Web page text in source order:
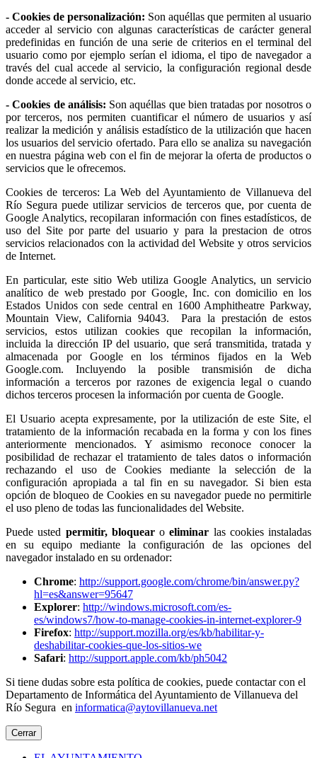
- Cookies de personalización: Son aquéllas que permiten al usuario
acceder al servicio con algunas características de carácter general
predefinidas en función de una serie de criterios en el terminal del
usuario como por ejemplo serían el idioma, el tipo de navegador a
través del cual accede al servicio, la configuración regional desde
donde accede al servicio, etc.
- Cookies de análisis: Son aquéllas que bien tratadas por nosotros o
por terceros, nos permiten cuantificar el número de usuarios y así
realizar la medición y análisis estadístico de la utilización que hacen
los usuarios del servicio ofertado. Para ello se analiza su navegación
en nuestra página web con el fin de mejorar la oferta de productos o
servicios que le ofrecemos.
Cookies de terceros: La Web del Ayuntamiento de Villanueva del
Río Segura puede utilizar servicios de terceros que, por cuenta de
Google Analytics, recopilaran información con fines estadísticos, de
uso del Site por parte del usuario y para la prestacion de otros
servicios relacionados con la actividad del Website y otros servicios
de Internet.
En particular, este sitio Web utiliza Google Analytics, un servicio
analítico de web prestado por Google, Inc. con domicilio en los
Estados Unidos con sede central en 1600 Amphitheatre Parkway,
Mountain View, California 94043. Para la prestación de estos
servicios, estos utilizan cookies que recopilan la información,
incluida la dirección IP del usuario, que será transmitida, tratada y
almacenada por Google en los términos fijados en la Web
Google.com. Incluyendo la posible transmisión de dicha
información a terceros por razones de exigencia legal o cuando
dichos terceros procesen la información por cuenta de Google.
El Usuario acepta expresamente, por la utilización de este Site, el
tratamiento de la información recabada en la forma y con los fines
anteriormente mencionados. Y asimismo reconoce conocer la
posibilidad de rechazar el tratamiento de tales datos o información
rechazando el uso de Cookies mediante la selección de la
configuración apropiada a tal fin en su navegador. Si bien esta
opción de bloqueo de Cookies en su navegador puede no permitirle
el uso pleno de todas las funcionalidades del Website.
Puede usted permitir, bloquearoeliminar las cookies instaladas
en su equipo mediante la configuración de las opciones del
navegador instalado en su ordenador:
Chrome: http://support.google.com/chrome/bin/answer.py?
hl=es&answer=95647
Explorer: http://windows.microsoft.com/es-
es/windows7/how-to-manage-cookies-in-internet-explorer-9
Firefox: http://support.mozilla.org/es/kb/habilitar-y-
deshabilitar-cookies-que-los-sitios-we
Safari: http://support.apple.com/kb/ph5042
Si tiene dudas sobre esta política de cookies, puede contactar con el
Departamento de Informática del Ayuntamiento de Villanueva del
Río Segura en informatica@aytovillanueva.net
Cerrar